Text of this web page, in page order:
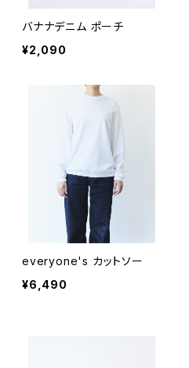
バナナデニム ポーチ
¥2,090
everyone's カットソー
¥6,490